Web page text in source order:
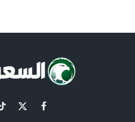
فيسبوك
X